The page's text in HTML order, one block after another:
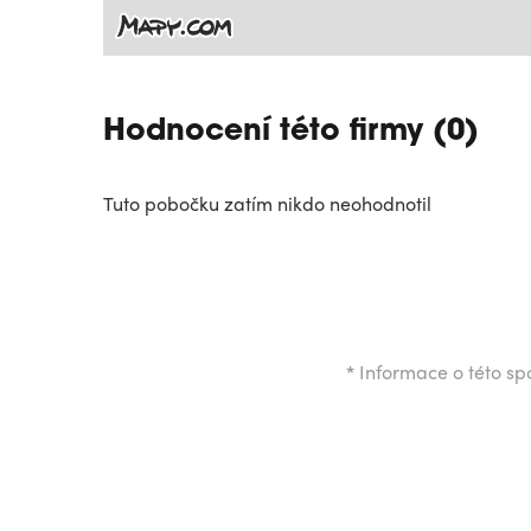
Hodnocení této firmy (0)
Tuto pobočku zatím nikdo neohodnotil
* Informace o této